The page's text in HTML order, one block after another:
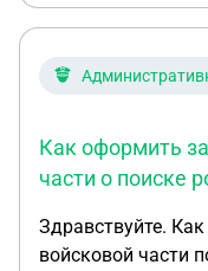
Как оформить
части о поиске
Здравствуйте.
войсковой части